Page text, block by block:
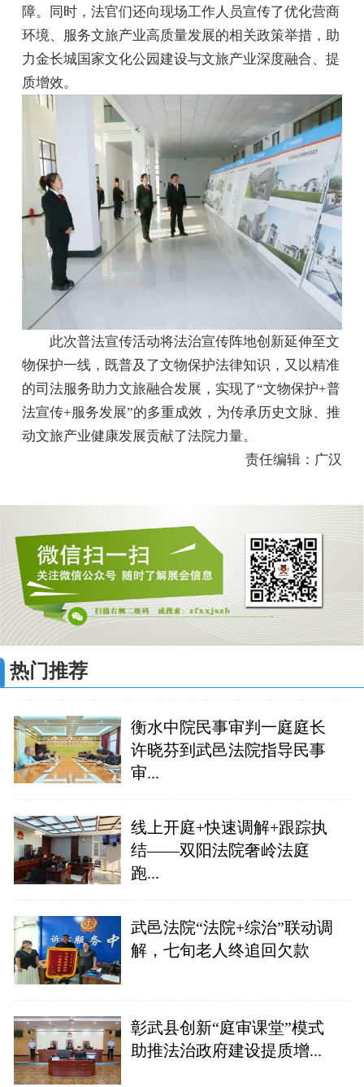
障。同时，法官们还向现场工作人员宣传了优化营商
环境、服务文旅产业高质量发展的相关政策举措，助
力金长城国家文化公园建设与文旅产业深度融合、提
质增效。
此次普法宣传活动将法治宣传阵地创新延伸至文
物保护一线，既普及了文物保护法律知识，又以精准
的司法服务助力文旅融合发展，实现了“文物保护+普
法宣传+服务发展”的多重成效，为传承历史文脉、推
动文旅产业健康发展贡献了法院力量。
责任编辑：广汉
热门推荐
衡水中院民事审判一庭庭长
许晓芬到武邑法院指导民事
审...
线上开庭+快速调解+跟踪执
结——双阳法院奢岭法庭
跑...
武邑法院“法院+综治”联动调
解，七旬老人终追回欠款
彰武县创新“庭审课堂”模式
助推法治政府建设提质增...